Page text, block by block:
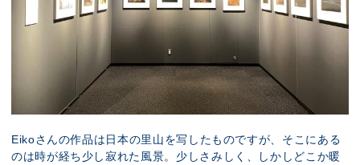
Eikoさんの作品は日本の里山を写したものですが、そこにある
のは時が経ち少し寂れた風景。少しさみしく、しかしどこか暖